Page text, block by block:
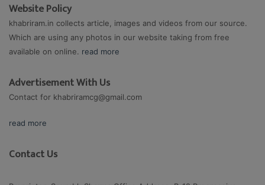
Website Policy
khabriram.in collects article, images and videos from our source.
Which are using any photos in our website taking from free
available on online. read more
Advertisement With Us
Contact for khabriramcg@gmail.com
read more
Contact Us